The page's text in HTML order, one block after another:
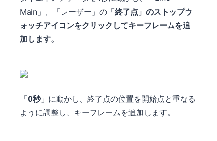
Main」、「レーザー」の 「終了点」のストップウ
ォッチアイコンをクリックしてキーフレームを追
加します。
「0秒」に動かし、終了点の位置を開始点と重なる
ように調整し、キーフレームを追加します。